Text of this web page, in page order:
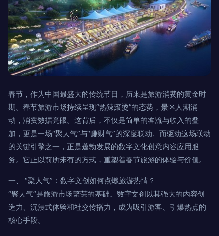
春节，作为中国最盛大的传统节日，历来是旅游消费的黄金时
期。春节旅游市场持续呈现“热辣滚烫”的态势，景区人潮涌
动，消费数据亮眼。这背后，不仅是简单的客流与收入的叠
加，更是一场“聚人气”与“赚财气”的深度联动。而驱动这场联动
的关键引擎之一，正是蓬勃发展的数字文化创意内容应用服
务。它正以前所未有的方式，重塑着春节旅游的体验与价值。
一、 “聚人气”：数字文创如何点燃旅游热情？
“聚人气”是旅游市场繁荣的基础。数字文创以其强大的内容创
造力、沉浸式体验和社交传播力，成为吸引游客、引爆热点的
核心手段。